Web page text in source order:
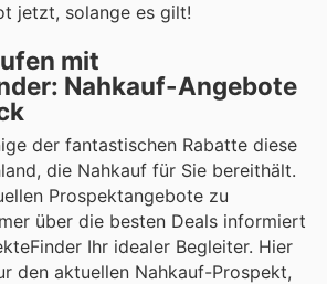
jetzt, solange es gilt!
mit
Nahkauf-Angebote
der fantastischen Rabatte diese
die Nahkauf für Sie bereithält.
Prospektangebote zu
über die besten Deals informiert
Ihr idealer Begleiter. Hier
den aktuellen Nahkauf-Prospekt,